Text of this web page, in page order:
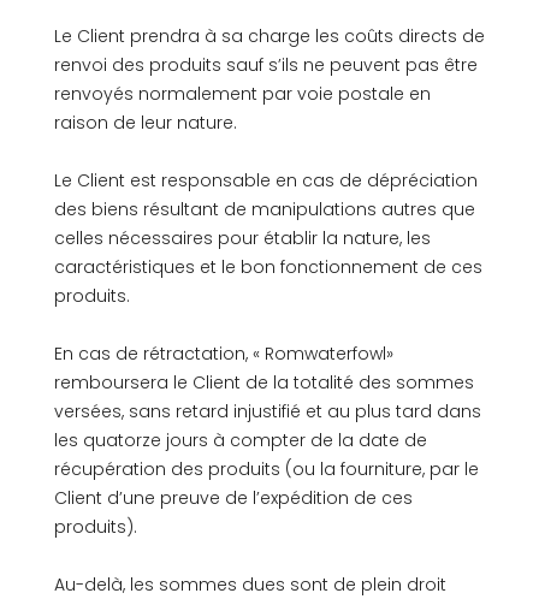
Le Client prendra à sa charge les coûts directs de
renvoi des produits sauf s’ils ne peuvent pas être
renvoyés normalement par voie postale en
raison de leur nature.
Le Client est responsable en cas de dépréciation
des biens résultant de manipulations autres que
celles nécessaires pour établir la nature, les
caractéristiques et le bon fonctionnement de ces
produits.
En cas de rétractation, « Romwaterfowl»
remboursera le Client de la totalité des sommes
versées, sans retard injustifié et au plus tard dans
les quatorze jours à compter de la date de
récupération des produits (ou la fourniture, par le
Client d’une preuve de l’expédition de ces
produits).
Au-delà, les sommes dues sont de plein droit